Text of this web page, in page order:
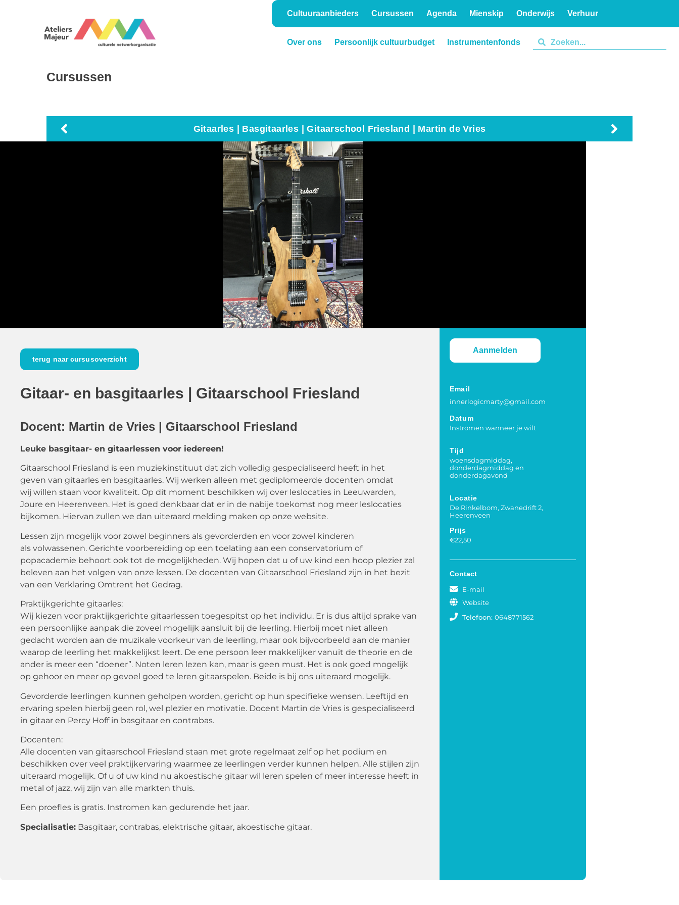
Cultuuraanbieders Cursussen Agenda Mienskip Onderwijs Verhuur
Over ons Persoonlijk cultuurbudget
Instrumentenfonds
Cursussen
Gitaarles | Basgitaarles | Gitaarschool Friesland | Martin de Vries
terug naar cursusoverzicht
Gitaar- en basgitaarles | Gitaarschool Friesland
Docent: Martin de Vries | Gitaarschool Friesland
Leuke basgitaar- en gitaarlessen voor iedereen!
Gitaarschool Friesland is een muziekinstituut dat zich volledig gespecialiseerd heeft in het
geven van gitaarles en basgitaarles. Wij werken alleen met gediplomeerde docenten omdat
wij willen staan voor kwaliteit. Op dit moment beschikken wij over leslocaties in Leeuwarden,
Joure en Heerenveen. Het is goed denkbaar dat er in de nabije toekomst nog meer leslocaties
bijkomen. Hiervan zullen we dan uiteraard melding maken op onze website.
Lessen zijn mogelijk voor zowel beginners als gevorderden en voor zowel kinderen
als volwassenen. Gerichte voorbereiding op een toelating aan een conservatorium of
popacademie behoort ook tot de mogelijkheden. Wij hopen dat u of uw kind een hoop plezier zal
beleven aan het volgen van onze lessen. De docenten van Gitaarschool Friesland zijn in het bezit
van een Verklaring Omtrent het Gedrag.
Praktijkgerichte gitaarles:
Wij kiezen voor praktijkgerichte gitaarlessen toegespitst op het individu. Er is dus altijd sprake van
een persoonlijke aanpak die zoveel mogelijk aansluit bij de leerling. Hierbij moet niet alleen
gedacht worden aan de muzikale voorkeur van de leerling, maar ook bijvoorbeeld aan de manier
waarop de leerling het makkelijkst leert. De ene persoon leer makkelijker vanuit de theorie en de
ander is meer een “doener”. Noten leren lezen kan, maar is geen must. Het is ook goed mogelijk
op gehoor en meer op gevoel goed te leren gitaarspelen. Beide is bij ons uiteraard mogelijk.
Gevorderde leerlingen kunnen geholpen worden, gericht op hun specifieke wensen. Leeftijd en
ervaring spelen hierbij geen rol, wel plezier en motivatie. Docent Martin de Vries is gespecialiseerd
in gitaar en Percy Hoff in basgitaar en contrabas.
Docenten:
Alle docenten van gitaarschool Friesland staan met grote regelmaat zelf op het podium en
beschikken over veel praktijkervaring waarmee ze leerlingen verder kunnen helpen. Alle stijlen zijn
uiteraard mogelijk. Of u of uw kind nu akoestische gitaar wil leren spelen of meer interesse heeft in
metal of jazz, wij zijn van alle markten thuis.
Een proefles is gratis. Instromen kan gedurende het jaar.
Specialisatie: Basgitaar, contrabas, elektrische gitaar, akoestische gitaar.
Aanmelden
Email
innerlogicmarty@gmail.com
Datum
Instromen wanneer je wilt
Tijd
woensdagmiddag,
donderdagmiddag en
donderdagavond
Locatie
De Rinkelbom, Zwanedrift 2,
Heerenveen
Prijs
€22,50
Contact
E-mail
Website
Telefoon: 0648771562